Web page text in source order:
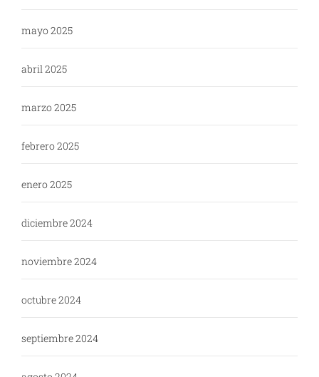
mayo 2025
abril 2025
marzo 2025
febrero 2025
enero 2025
diciembre 2024
noviembre 2024
octubre 2024
septiembre 2024